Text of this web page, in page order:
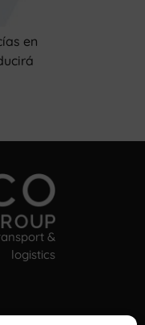
en
&
logistics